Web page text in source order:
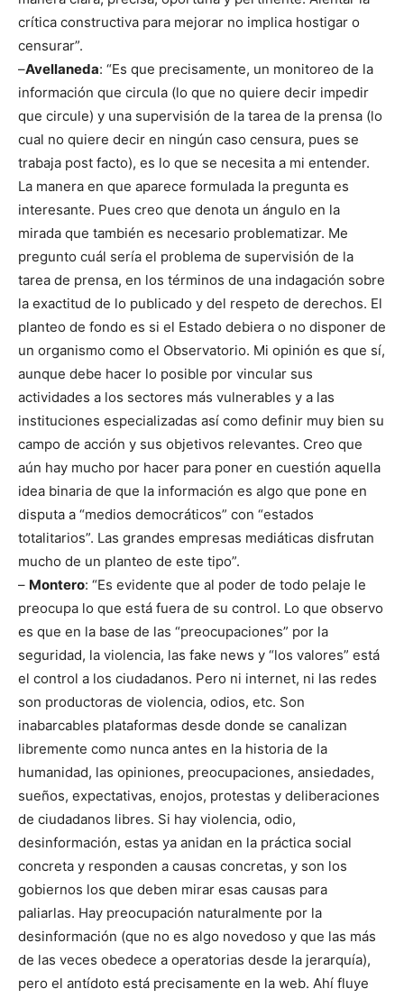
crítica constructiva para mejorar no implica hostigar o
censurar”.
–Avellaneda: “Es que precisamente, un monitoreo de la
información que circula (lo que no quiere decir impedir
que circule) y una supervisión de la tarea de la prensa (lo
cual no quiere decir en ningún caso censura, pues se
trabaja post facto), es lo que se necesita a mi entender.
La manera en que aparece formulada la pregunta es
interesante. Pues creo que denota un ángulo en la
mirada que también es necesario problematizar. Me
pregunto cuál sería el problema de supervisión de la
tarea de prensa, en los términos de una indagación sobre
la exactitud de lo publicado y del respeto de derechos. El
planteo de fondo es si el Estado debiera o no disponer de
un organismo como el Observatorio. Mi opinión es que sí,
aunque debe hacer lo posible por vincular sus
actividades a los sectores más vulnerables y a las
instituciones especializadas así como definir muy bien su
campo de acción y sus objetivos relevantes. Creo que
aún hay mucho por hacer para poner en cuestión aquella
idea binaria de que la información es algo que pone en
disputa a “medios democráticos” con “estados
totalitarios”. Las grandes empresas mediáticas disfrutan
mucho de un planteo de este tipo”.
– Montero: “Es evidente que al poder de todo pelaje le
preocupa lo que está fuera de su control. Lo que observo
es que en la base de las “preocupaciones” por la
seguridad, la violencia, las fake news y “los valores” está
el control a los ciudadanos. Pero ni internet, ni las redes
son productoras de violencia, odios, etc. Son
inabarcables plataformas desde donde se canalizan
libremente como nunca antes en la historia de la
humanidad, las opiniones, preocupaciones, ansiedades,
sueños, expectativas, enojos, protestas y deliberaciones
de ciudadanos libres. Si hay violencia, odio,
desinformación, estas ya anidan en la práctica social
concreta y responden a causas concretas, y son los
gobiernos los que deben mirar esas causas para
paliarlas. Hay preocupación naturalmente por la
desinformación (que no es algo novedoso y que las más
de las veces obedece a operatorias desde la jerarquía),
pero el antídoto está precisamente en la web. Ahí fluye